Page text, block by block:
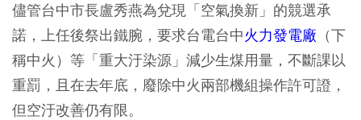
儘管台中市長盧秀燕為兌現「空氣換新」的競選承
諾，上任後祭出鐵腕，要求台電台中火力發電廠 （下
稱中火）等「重大汙染源」減少生煤用量，不斷課以
重罰，且在去年底，廢除中火兩部機組操作許可證，
但空汙改善仍有限。